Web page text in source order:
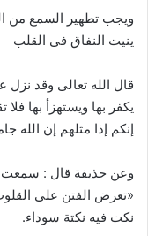
ويجب تطهير السمع من
ينيت النفاق فى القلب
قال الله تعالى وقد نزل
يكفر بها ويستهزأ بها
إنكم إذا مثلهم إن الله
وعن حذيفة قال : سمعت
«تعرض الفتن على
نكت فيه نكتة سوداء.